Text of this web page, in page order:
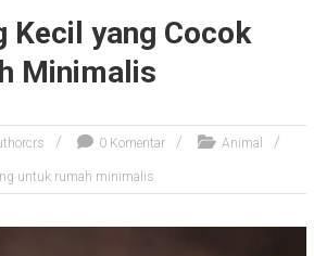
Kecil yang Cocok
Minimalis
0 Komentar Animal
untuk rumah minimalis